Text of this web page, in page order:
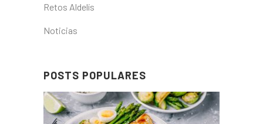
Retos Aldelís
Noticias
POSTS POPULARES